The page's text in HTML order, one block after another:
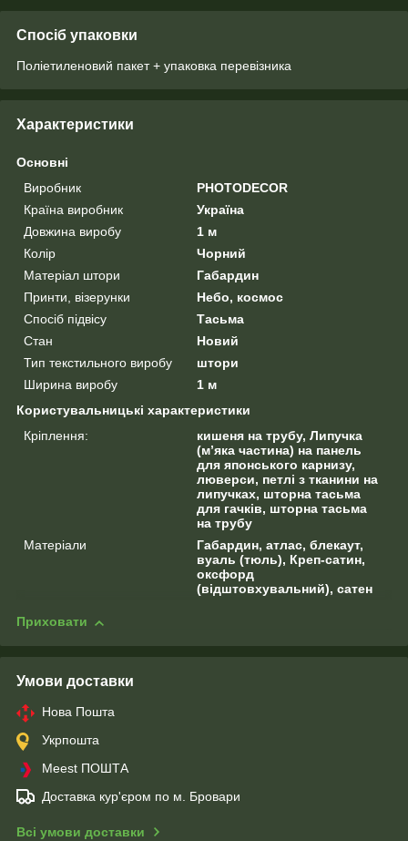
Спосіб упаковки
Поліетиленовий пакет + упаковка перевізника
Характеристики
Основні
Виробник
PHOTODECOR
Країна виробник
Україна
Довжина виробу
1 м
Колір
Чорний
Матеріал штори
Габардин
Принти, візерунки
Небо, космос
Спосіб підвісу
Тасьма
Стан
Новий
Тип текстильного виробу
штори
Ширина виробу
1 м
Користувальницькі характеристики
Кріплення:
кишеня на трубу, Липучка
(м’яка частина) на панель
для японського карнизу,
люверси, петлі з тканини на
липучках, шторна тасьма
для гачків, шторна тасьма
на трубу
Матеріали
Габардин, атлас, блекаут,
вуаль (тюль), Креп-сатин,
оксфорд
(відштовхувальний), сатен
Приховати
Умови доставки
Нова Пошта
Укрпошта
Meest ПОШТА
Доставка кур'єром по м. Бровари
Всі умови доставки